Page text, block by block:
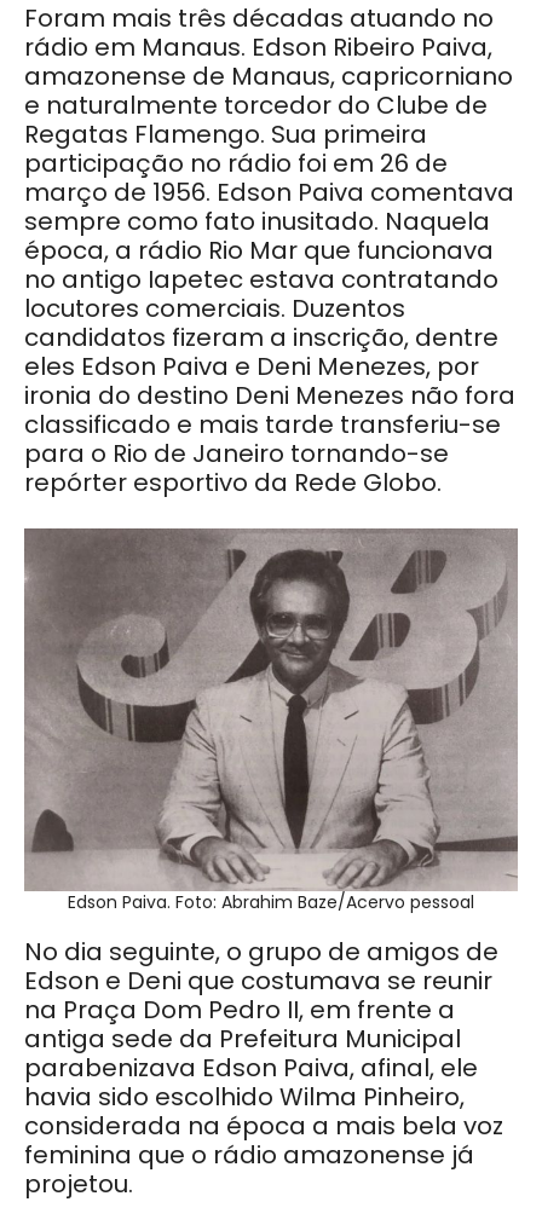
Foram mais três décadas atuando no
rádio em Manaus. Edson Ribeiro Paiva,
amazonense de Manaus, capricorniano
e naturalmente torcedor do Clube de
Regatas Flamengo. Sua primeira
participação no rádio foi em 26 de
março de 1956. Edson Paiva comentava
sempre como fato inusitado. Naquela
época, a rádio Rio Mar que funcionava
no antigo Iapetec estava contratando
locutores comerciais. Duzentos
candidatos fizeram a inscrição, dentre
eles Edson Paiva e Deni Menezes, por
ironia do destino Deni Menezes não fora
classificado e mais tarde transferiu-se
para o Rio de Janeiro tornando-se
repórter esportivo da Rede Globo.
Edson Paiva. Foto: Abrahim Baze/Acervo pessoal
No dia seguinte, o grupo de amigos de
Edson e Deni que costumava se reunir
na Praça Dom Pedro II, em frente a
antiga sede da Prefeitura Municipal
parabenizava Edson Paiva, afinal, ele
havia sido escolhido Wilma Pinheiro,
considerada na época a mais bela voz
feminina que o rádio amazonense já
projetou.